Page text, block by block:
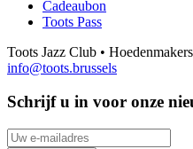
Cadeaubon
Toots Pass
Toots Jazz Club •
info@toots.brussels
Schrijf u in voor onze
Uw e-mailadres